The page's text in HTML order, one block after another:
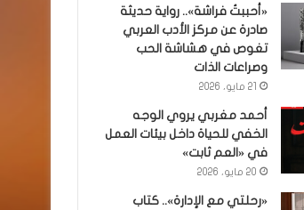
«أحببتُ فراشة».. رواية حديثة
صادرة عن مركز الأدب العربي
تغوص في هشاشة الحب
وصراعات الذات
21 مايو، 2026
أحمد مغربي يروي الوجه
الخفي للحياة داخل بيئات العمل
في «العم ثابت»
20 مايو، 2026
«رحلتي مع الإدارة».. كتاب